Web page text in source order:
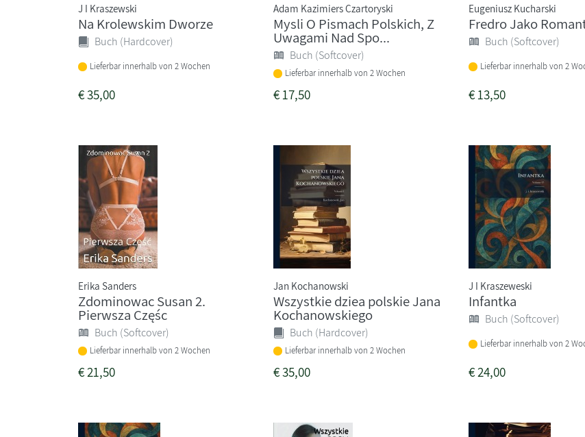
J I Kraszewski
Na Krolewskim Dworze
Buch (Hardcover)
Lieferbar innerhalb von 2 Wochen
€35,00
Adam Kazimiers Czartoryski
Mysli O Pismach Polskich, Z
Uwagami Nad Spo...
Buch (Softcover)
Lieferbar innerhalb von 2 Wochen
€17,50
Eugeniusz Kucharski
Fredro Jako
Buch (Softcover)
Lieferbar innerhalb von 2
€13,50
Erika Sanders
Zdominowac Susan 2.
Pierwsza Częśc
Buch (Softcover)
Lieferbar innerhalb von 2 Wochen
€21,50
Jan Kochanowski
Wszystkie dziea polskie Jana
Kochanowskiego
Buch (Hardcover)
Lieferbar innerhalb von 2 Wochen
€35,00
J I Kraszeweski
Infantka
Buch (Softcover)
Lieferbar innerhalb von 2
€24,00